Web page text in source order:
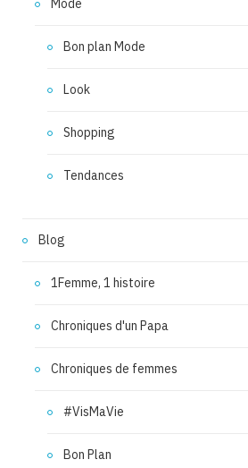
Mode
Bon plan Mode
Look
Shopping
Tendances
Blog
1Femme, 1 histoire
Chroniques d'un Papa
Chroniques de femmes
#VisMaVie
Bon Plan